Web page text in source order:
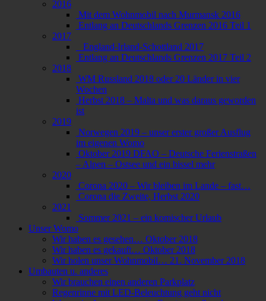
2016
Mit dem Wohnmobil nach Murmansk 2016
Entlang an Deutschlands Grenzen 2016 Teil 1
2017
England-Irland-Schottland 2017
Entlang an Deutschlands Grenzen 2017 Teil 2
2018
WM Russland 2018 oder 20 Länder in vier
Wochen
Herbst 2018 – Malta und was daraus geworden
ist
2019
Norwegen 2019 – unser erster großer Ausflug
im eigenen Womo
Oktober 2019 DFAO – Deutsche Ferienstraßen
– Alpen – Ostsee und ein bissel mehr
2020
Corona 2020 – Wir bleiben im Lande – fast…
Corona die Zweite, Herbst 2020
2021
Sommer 2021 – ein komischer Urlaub
Unser Womo
Wir haben es gesehen… Oktober 2018
Wir haben es gekauft… Oktober 2018
Wir holen unser Wohnmobil… 21. November 2018
Umbauten u. anderes
Wir brauchen einen anderen Parkplatz
Regenrinne mit LED-Beleuchtung geht nicht